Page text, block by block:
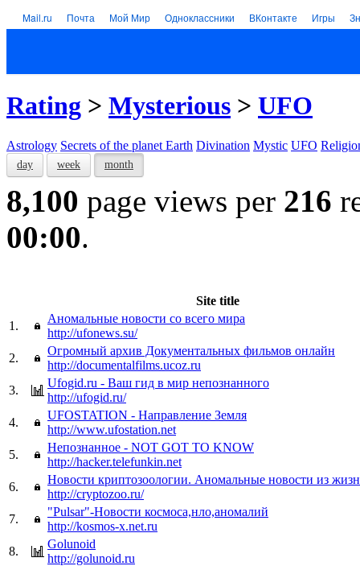
Mail.ru Почта Мой Мир Одноклассники ВКонтакте Игры
Rating > Mysterious > UFO
Astrology Secrets of the planet Earth Divination Mystic UFO
day week month
8,100 page views per 216
00:00.
Site title
1.
Аномальные новости со всего мира
http://ufonews.su/
2.
Огромный архив Документальных фильмов онлайн
http://documentalfilms.ucoz.ru
3.
Ufogid.ru - Ваш гид в мир непознанного
http://ufogid.ru/
4.
UFOSTATION - Направление Земля
http://www.ufostation.net
5.
Непознанное - NOT GOT TO KNOW
http://hacker.telefunkin.net
6.
Новости криптозоологии. Аномальные новости из
http://cryptozoo.ru/
7.
"Pulsar"-Новости космоса,нло,аномалий
http://kosmos-x.net.ru
8.
Golunoid
http://golunoid.ru